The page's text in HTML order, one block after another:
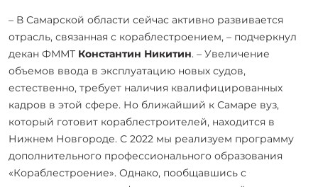
– В Самарской области сейчас активно развивается
отрасль, связанная с кораблестроением, – подчеркнул
декан ФММТ Константин Никитин. – Увеличение
объемов ввода в эксплуатацию новых судов,
естественно, требует наличия квалифицированных
кадров в этой сфере. Но ближайший к Самаре вуз,
который готовит кораблестроителей, находится в
Нижнем Новгороде. С 2022 мы реализуем программу
дополнительного профессионального образования
«Кораблестроение». Однако, пообщавшись с